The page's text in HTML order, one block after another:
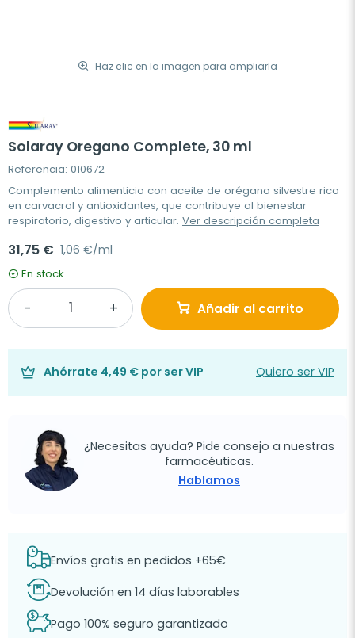
Haz clic en la imagen para ampliarla
Solaray Oregano Complete, 30 ml
Referencia: 010672
Complemento alimenticio con aceite de orégano silvestre rico
en carvacrol y antioxidantes, que contribuye al bienestar
respiratorio, digestivo y articular. Ver descripción completa
31,75 € 1,06 €/ml
En stock
Añadir al carrito
Ahórrate 4,49 € por ser VIP Quiero ser VIP
¿Necesitas ayuda? Pide consejo a nuestras
farmacéuticas.
Hablamos
Envíos gratis en pedidos +65€
Devolución en 14 días laborables
Pago 100% seguro garantizado